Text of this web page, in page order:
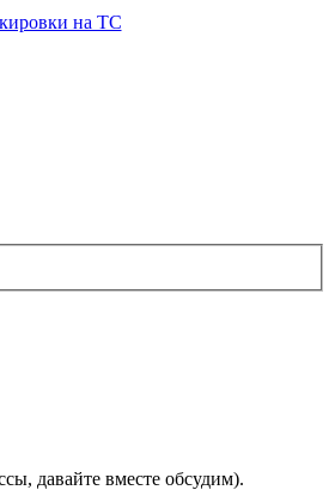
на ТС
давайте вместе обсудим).